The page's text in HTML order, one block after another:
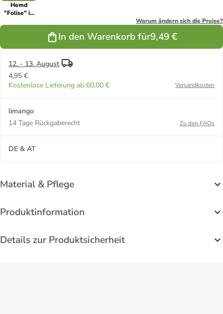
Hemd
"Folise" in
Warum ändern sich die Preise?
In den Warenkorb für9,49 €
12. - 13. August
4,95 €
Kostenlose Lieferung ab 60,00 €
Versandkosten
limango
14 Tage Rückgaberecht
Zu den FAQs
DE & AT
Material & Pflege
Produktinformation
Details zur Produktsicherheit